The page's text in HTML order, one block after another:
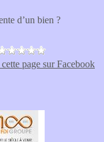
d’un bien ?
page sur Facebook